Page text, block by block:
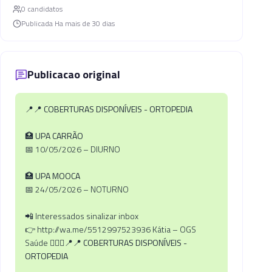
0 candidatos
Publicada Ha mais de 30 dias
Publicacao original
📍📍COBERTURAS DISPONÍVEIS - ORTOPEDIA
🏥 UPA CARRÃO
📅 10/05/2026 – DIURNO
🏥 UPA MOOCA
📅 24/05/2026 – NOTURNO
📲 Interessados sinalizar inbox
👉 http://wa.me/5512997523936 Kátia – OGS
Saúde 🧏🏼‍♀️📍📍 COBERTURAS DISPONÍVEIS -
ORTOPEDIA